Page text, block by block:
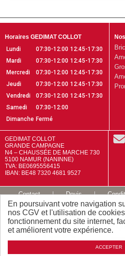
ACCEPTER
En poursuivant votre navigation
nos CGV et l'utilisation de
fonctionnement du site internet,
et améliorent votre expérience.
177,10€TTC / P
Horaires GEDIMAT COLLOT
Lundi
07:30-12:00 12:45-17:30
Mardi
07:30-12:00 12:45-17:30
Mercredi
07:30-12:00 12:45-17:30
Jeudi
07:30-12:00 12:45-17:30
Vendredi
07:30-12:00 12:45-17:30
Samedi
07:30-12:00
Dimanche Fermé
GEDIMAT COLLOT
GRANDE CAMPAGNE
N4 – CHAUSSÉE DE MARCHE 730
5100 NAMUR (NANINNE)
TVA: BE0695556415
IBAN: BE48 7320 4681 9527
Contact Devis
Mentions légales